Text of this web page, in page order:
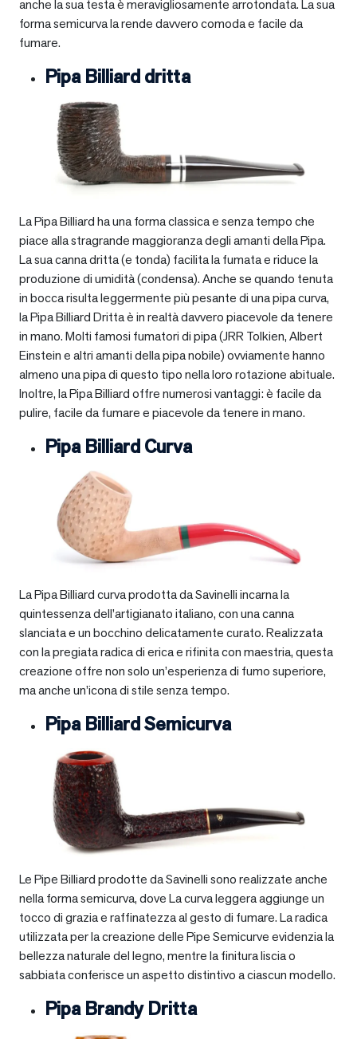
anche la sua testa è meravigliosamente arrotondata. La sua
forma semicurva la rende davvero comoda e facile da
fumare.
Pipa Billiard dritta
La Pipa Billiard ha una forma classica e senza tempo che
piace alla stragrande maggioranza degli amanti della Pipa.
La sua canna dritta (e tonda) facilita la fumata e riduce la
produzione di umidità (condensa). Anche se quando tenuta
in bocca risulta leggermente più pesante di una pipa curva,
la Pipa Billiard Dritta è in realtà davvero piacevole da tenere
in mano. Molti famosi fumatori di pipa (JRR Tolkien, Albert
Einstein e altri amanti della pipa nobile) ovviamente hanno
almeno una pipa di questo tipo nella loro rotazione abituale.
Inoltre, la Pipa Billiard offre numerosi vantaggi: è facile da
pulire, facile da fumare e piacevole da tenere in mano.
Pipa Billiard Curva
La Pipa Billiard curva prodotta da Savinelli incarna la
quintessenza dell’artigianato italiano, con una canna
slanciata e un bocchino delicatamente curato. Realizzata
con la pregiata radica di erica e rifinita con maestria, questa
creazione offre non solo un’esperienza di fumo superiore,
ma anche un’icona di stile senza tempo.
Pipa Billiard Semicurva
Le Pipe Billiard prodotte da Savinelli sono realizzate anche
nella forma semicurva, dove La curva leggera aggiunge un
tocco di grazia e raffinatezza al gesto di fumare. La radica
utilizzata per la creazione delle Pipe Semicurve evidenzia la
bellezza naturale del legno, mentre la finitura liscia o
sabbiata conferisce un aspetto distintivo a ciascun modello.
Pipa Brandy Dritta